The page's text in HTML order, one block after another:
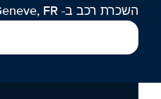
השכרת רכב ב- geneve airport, Geneve, FR .